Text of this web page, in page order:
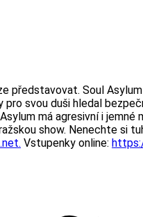
představovat. Soul
svou duši hledal
má agresivní i
show. Nenechte si
Vstupenky online: